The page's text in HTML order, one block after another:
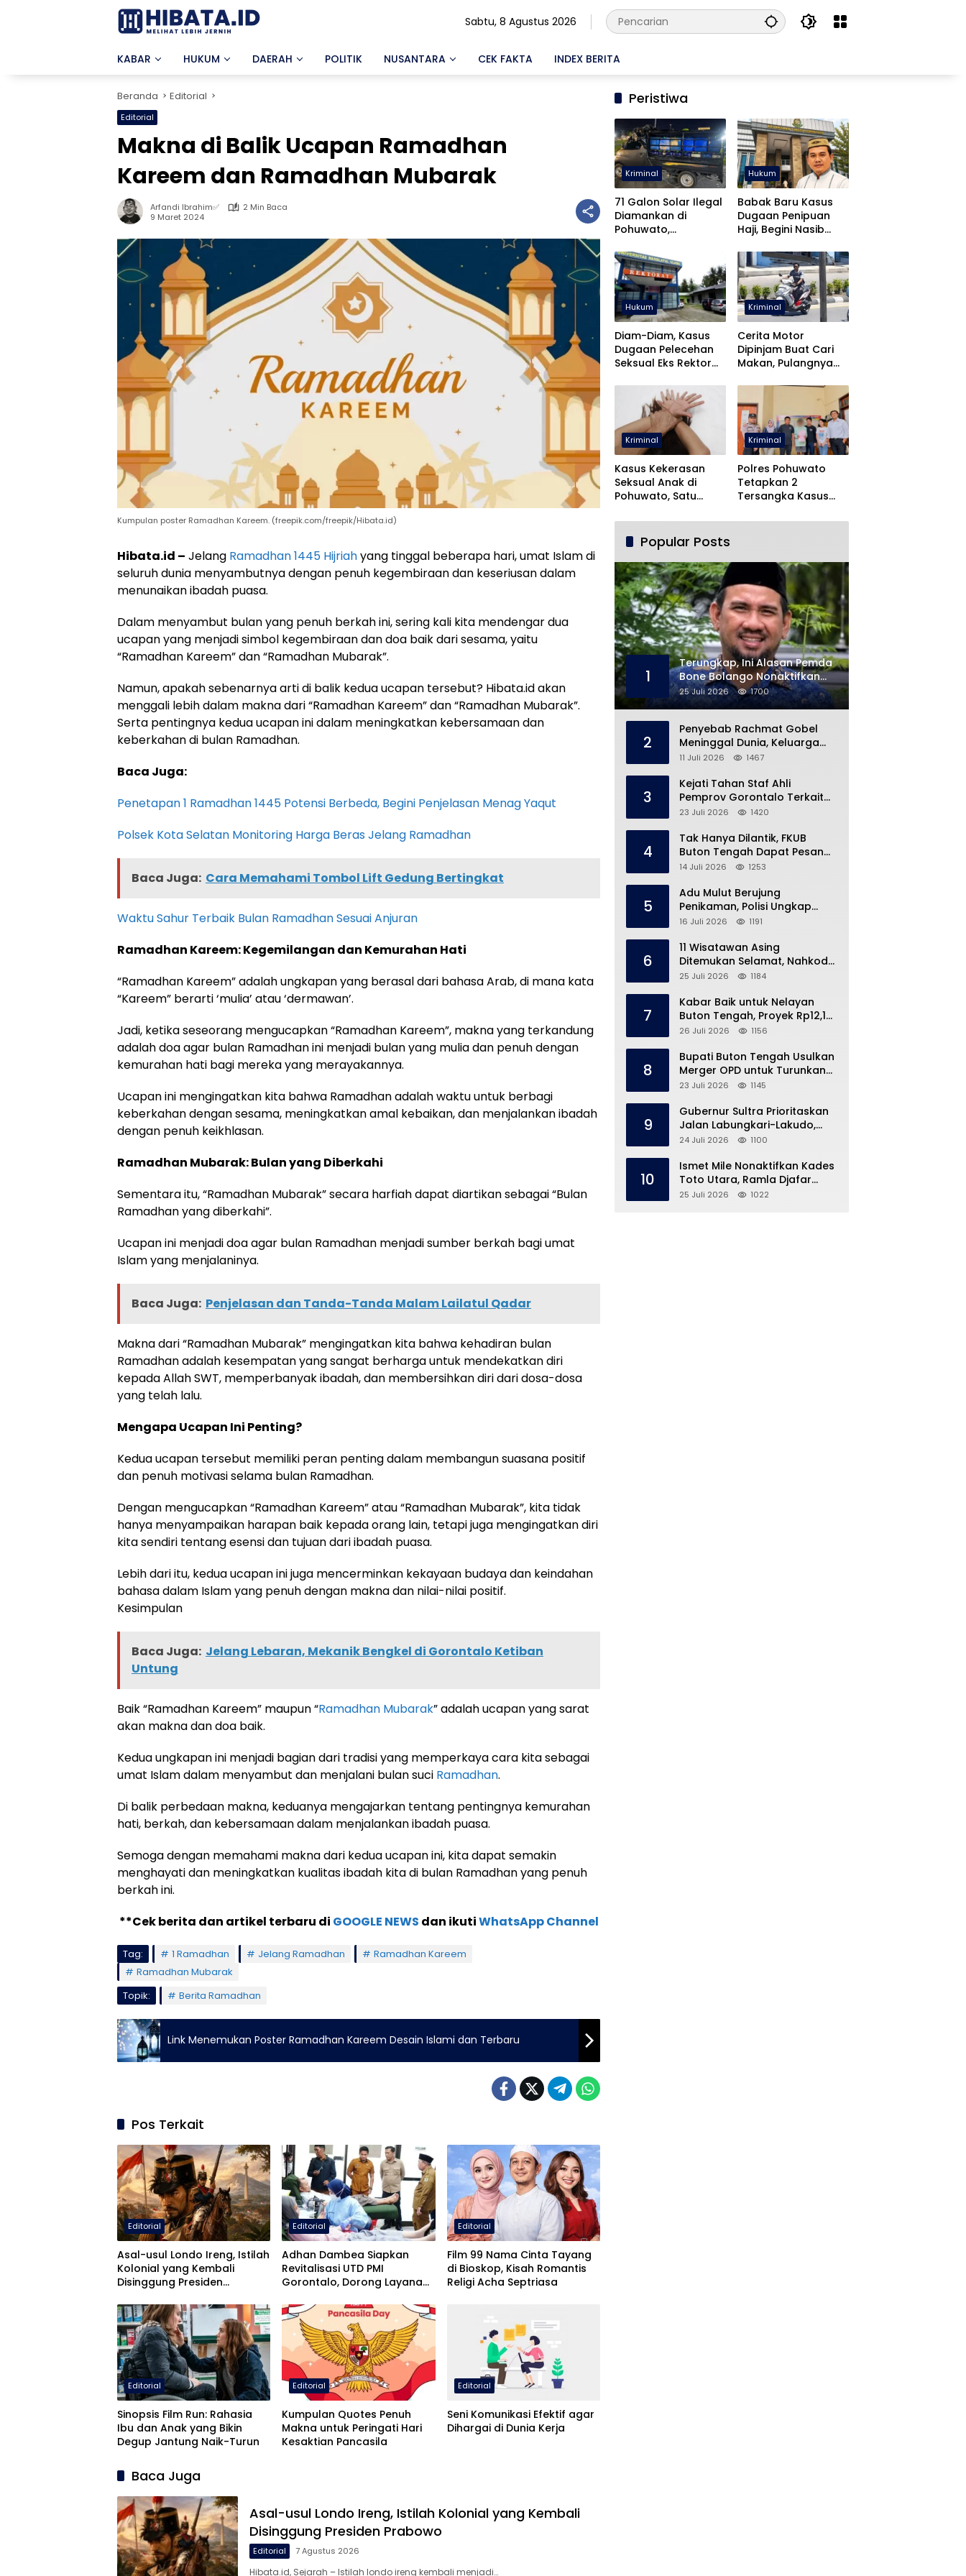
Sabtu, 8 Agustus 2026
KABAR HUKUM DAERAH POLITIK NUSANTARA CEK FAKTA INDEX BERITA
Beranda Editorial
Editorial
Makna di Balik Ucapan Ramadhan
Kareem dan Ramadhan Mubarak
Arfandi Ibrahim✅
2 Min Baca
9 Maret 2024
Kumpulan poster Ramadhan Kareem. (freepik.com/freepik/Hibata.id)
Hibata.id – Jelang Ramadhan 1445 Hijriahyang tinggal beberapa hari, umat Islam di
seluruh dunia menyambutnya dengan penuh kegembiraan dan keseriusan dalam
menunaikan ibadah puasa.
Dalam menyambut bulan yang penuh berkah ini, sering kali kita mendengar dua
ucapan yang menjadi simbol kegembiraan dan doa baik dari sesama, yaitu
“Ramadhan Kareem” dan “Ramadhan Mubarak”.
Namun, apakah sebenarnya arti di balik kedua ucapan tersebut? Hibata.id akan
menggali lebih dalam makna dari “Ramadhan Kareem” dan “Ramadhan Mubarak”.
Serta pentingnya kedua ucapan ini dalam meningkatkan kebersamaan dan
keberkahan di bulan Ramadhan.
Baca Juga:
Penetapan 1 Ramadhan 1445 Potensi Berbeda, Begini Penjelasan Menag Yaqut
Polsek Kota Selatan Monitoring Harga Beras Jelang Ramadhan
Baca Juga: Cara Memahami Tombol Lift Gedung Bertingkat
Waktu Sahur Terbaik Bulan Ramadhan Sesuai Anjuran
Ramadhan Kareem: Kegemilangan dan Kemurahan Hati
“Ramadhan Kareem” adalah ungkapan yang berasal dari bahasa Arab, di mana kata
“Kareem” berarti ‘mulia’ atau ‘dermawan’.
Jadi, ketika seseorang mengucapkan “Ramadhan Kareem”, makna yang terkandung
adalah doa agar bulan Ramadhan ini menjadi bulan yang mulia dan penuh dengan
kemurahan hati bagi mereka yang merayakannya.
Ucapan ini mengingatkan kita bahwa Ramadhan adalah waktu untuk berbagi
keberkahan dengan sesama, meningkatkan amal kebaikan, dan menjalankan ibadah
dengan penuh keikhlasan.
Ramadhan Mubarak: Bulan yang Diberkahi
Sementara itu, “Ramadhan Mubarak” secara harfiah dapat diartikan sebagai “Bulan
Ramadhan yang diberkahi”.
Ucapan ini menjadi doa agar bulan Ramadhan menjadi sumber berkah bagi umat
Islam yang menjalaninya.
Baca Juga: Penjelasan dan Tanda-Tanda Malam Lailatul Qadar
Makna dari “Ramadhan Mubarak” mengingatkan kita bahwa kehadiran bulan
Ramadhan adalah kesempatan yang sangat berharga untuk mendekatkan diri
kepada Allah SWT, memperbanyak ibadah, dan membersihkan diri dari dosa-dosa
yang telah lalu.
Mengapa Ucapan Ini Penting?
Kedua ucapan tersebut memiliki peran penting dalam membangun suasana positif
dan penuh motivasi selama bulan Ramadhan.
Dengan mengucapkan “Ramadhan Kareem” atau “Ramadhan Mubarak”, kita tidak
hanya menyampaikan harapan baik kepada orang lain, tetapi juga mengingatkan diri
kita sendiri tentang esensi dan tujuan dari ibadah puasa.
Lebih dari itu, kedua ucapan ini juga mencerminkan kekayaan budaya dan keindahan
bahasa dalam Islam yang penuh dengan makna dan nilai-nilai positif.
Kesimpulan
Baca Juga: Jelang Lebaran, Mekanik Bengkel di Gorontalo Ketiban
Untung
Baik “Ramadhan Kareem” maupun “Ramadhan Mubarak” adalah ucapan yang sarat
akan makna dan doa baik.
Kedua ungkapan ini menjadi bagian dari tradisi yang memperkaya cara kita sebagai
umat Islam dalam menyambut dan menjalani bulan suci Ramadhan.
Di balik perbedaan makna, keduanya mengajarkan tentang pentingnya kemurahan
hati, berkah, dan kebersamaan dalam menjalankan ibadah puasa.
Semoga dengan memahami makna dari kedua ucapan ini, kita dapat semakin
menghayati dan meningkatkan kualitas ibadah kita di bulan Ramadhan yang penuh
berkah ini.
**Cek berita dan artikel terbaru di GOOGLE NEWS dan ikutiWhatsApp Channel
Tag: 1 Ramadhan Jelang Ramadhan
Ramadhan Kareem
Ramadhan Mubarak
Topik:
Berita Ramadhan
Link Menemukan Poster Ramadhan Kareem Desain Islami dan Terbaru
Pos Terkait
Editorial
Asal-usul Londo Ireng, Istilah
Kolonial yang Kembali
Disinggung Presiden
Editorial
Adhan Dambea Siapkan
Revitalisasi UTD PMI
Gorontalo, Dorong Layanan
Editorial
Film 99 Nama Cinta Tayang
di Bioskop, Kisah Romantis
Religi Acha Septriasa
Editorial
Sinopsis Film Run: Rahasia
Ibu dan Anak yang Bikin
Degup Jantung Naik-Turun
Editorial
Kumpulan Quotes Penuh
Makna untuk Peringati Hari
Kesaktian Pancasila
Editorial
Seni Komunikasi Efektif agar
Dihargai di Dunia Kerja
Baca Juga
Asal-usul Londo Ireng, Istilah Kolonial yang Kembali
Disinggung Presiden Prabowo
Editorial 7 Agustus 2026
Hibata.id, Sejarah – Istilah londo ireng kembali menjadi…
Peristiwa
Kriminal
71 Galon Solar Ilegal
Diamankan di
Pohuwato,
Diselidiki
Hukum
Babak Baru Kasus
Dugaan Penipuan
Haji, Begini Nasib
Hukum
Diam-Diam, Kasus
Dugaan Pelecehan
Seksual Eks Rektor
Kriminal
Cerita Motor
Dipinjam Buat Cari
Makan, Pulangnya
Pohuwato
Kriminal
Kasus Kekerasan
Seksual Anak di
Pohuwato, Satu
Kriminal
Polres Pohuwato
Tetapkan 2
Tersangka Kasus
dan Pencabulan
Popular Posts
1
Terungkap, Ini Alasan Pemda
Bone Bolango Nonaktifkan
Kades Toto Utara
25 Juli 2026 1700
2
Penyebab Rachmat Gobel
Meninggal Dunia, Keluarga
Ungkap Kondisi Terakhir
11 Juli 2026 1467
3
Kejati Tahan Staf Ahli
Pemprov Gorontalo Terkait
Dugaan Korupsi Rp5 Miliar
23 Juli 2026 1420
4
Tak Hanya Dilantik, FKUB
Buton Tengah Dapat Pesan
Khusus dari Bupati Azhari
14 Juli 2026 1253
5
Adu Mulut Berujung
Penikaman, Polisi Ungkap
Kronologi di Pasar Marisa
16 Juli 2026 1191
6
11 Wisatawan Asing
Ditemukan Selamat, Nahkoda
Speedboat Masih Hilang
25 Juli 2026 1184
7
Kabar Baik untuk Nelayan
Buton Tengah, Proyek Rp12,1
Miliar Akhirnya Dimulai
26 Juli 2026 1156
8
Bupati Buton Tengah Usulkan
Merger OPD untuk Turunkan
Belanja Pegawai APBD
23 Juli 2026 1145
9
Gubernur Sultra Prioritaskan
Jalan Labungkari-Lakudo,
Buteng Kebagian 1,7 Km
24 Juli 2026 1100
10
Ismet Mile Nonaktifkan Kades
Toto Utara, Ramla Djafar
Ungkap Versinya
25 Juli 2026 1022